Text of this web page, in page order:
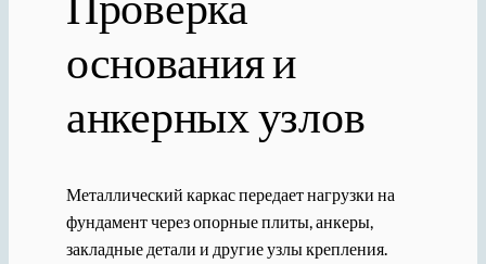
основания и
анкерных узлов
Металлический каркас передает нагрузки на
фундамент через опорные плиты, анкеры,
закладные детали и другие узлы крепления.